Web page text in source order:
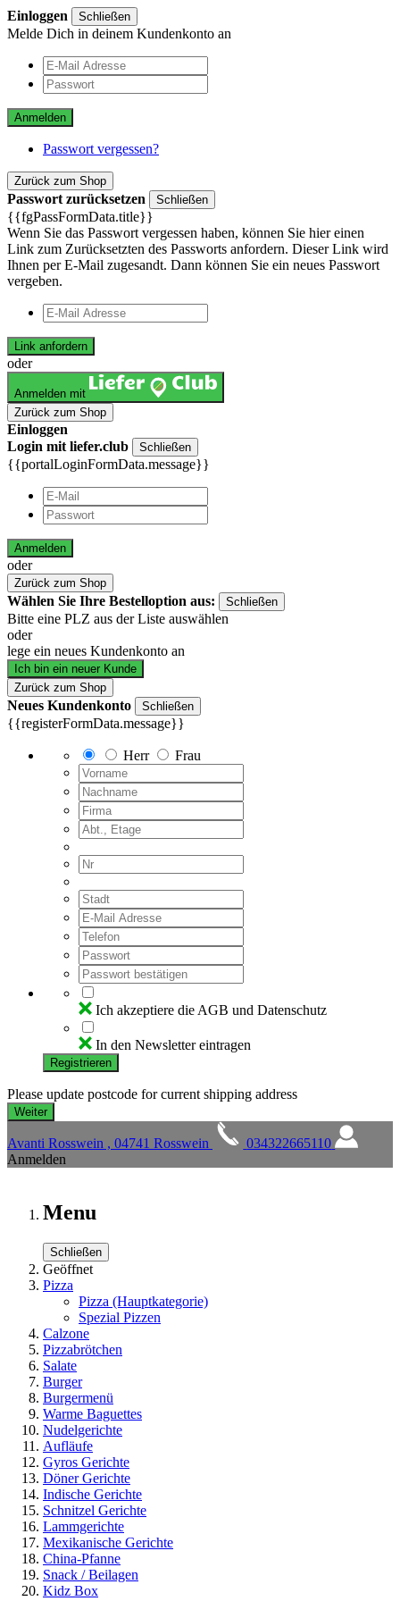
Einloggen Schließen
Melde Dich in deinem Kundenkonto an
Anmelden
Passwort vergessen?
Zurück zum Shop
Passwort zurücksetzen Schließen
{{fgPassFormData.title}}
Wenn Sie das Passwort vergessen haben, können Sie hier einen
Link zum Zurücksetzten des Passworts anfordern. Dieser Link wird
Ihnen per E-Mail zugesandt. Dann können Sie ein neues Passwort
vergeben.
Link anfordern
oder
Anmelden mit
Zurück zum Shop
Einloggen
Login mit liefer.club
Schließen
{{portalLoginFormData.message}}
Anmelden
oder
Zurück zum Shop
Wählen Sie Ihre Bestelloption aus: Schließen
Bitte eine PLZ aus der Liste auswählen
oder
lege ein neues Kundenkonto an
Ich bin ein neuer Kunde
Zurück zum Shop
Neues Kundenkonto Schließen
{{registerFormData.message}}
Herr Frau
Ich akzeptiere die AGB und Datenschutz
In den Newsletter eintragen
Registrieren
Please update postcode for current shipping address
Avanti Rosswein , 04741 Rosswein
034322665110
Anmelden
Menu
Schließen
Geöffnet
Pizza
Pizza (Hauptkategorie)
Spezial Pizzen
Calzone
Pizzabrötchen
Salate
Burger
Burgermenü
Warme Baguettes
Nudelgerichte
Aufläufe
Gyros Gerichte
Döner Gerichte
Indische Gerichte
Schnitzel Gerichte
Lammgerichte
Mexikanische Gerichte
China-Pfanne
Snack / Beilagen
Kidz Box